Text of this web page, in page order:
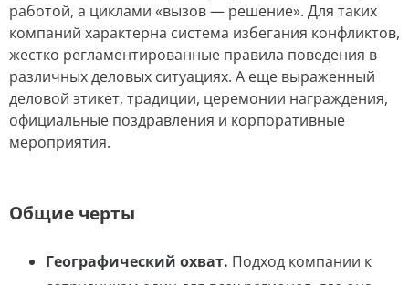
работой, а циклами «вызов — решение». Для таких
компаний характерна система избегания конфликтов,
жестко регламентированные правила поведения в
различных деловых ситуациях. А еще выраженный
деловой этикет, традиции, церемонии награждения,
официальные поздравления и корпоративные
мероприятия.
Общие черты
Географический охват. Подход компании к